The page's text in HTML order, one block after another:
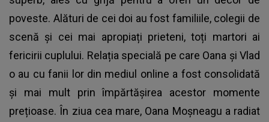
poveste. Alături de cei doi au fost familiile, colegii de
scenă și cei mai apropiați prieteni, toți martori ai
fericirii cuplului. Relația specială pe care Oana și Vlad
o au cu fanii lor din mediul online a fost consolidată
și mai mult prin împărtășirea acestor momente
prețioase. În ziua cea mare, Oana Moșneagu a radiat